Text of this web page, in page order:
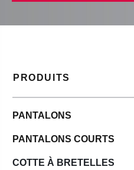
PRODUITS
PANTALONS
PANTALONS COURTS
COTTE À BRETELLES